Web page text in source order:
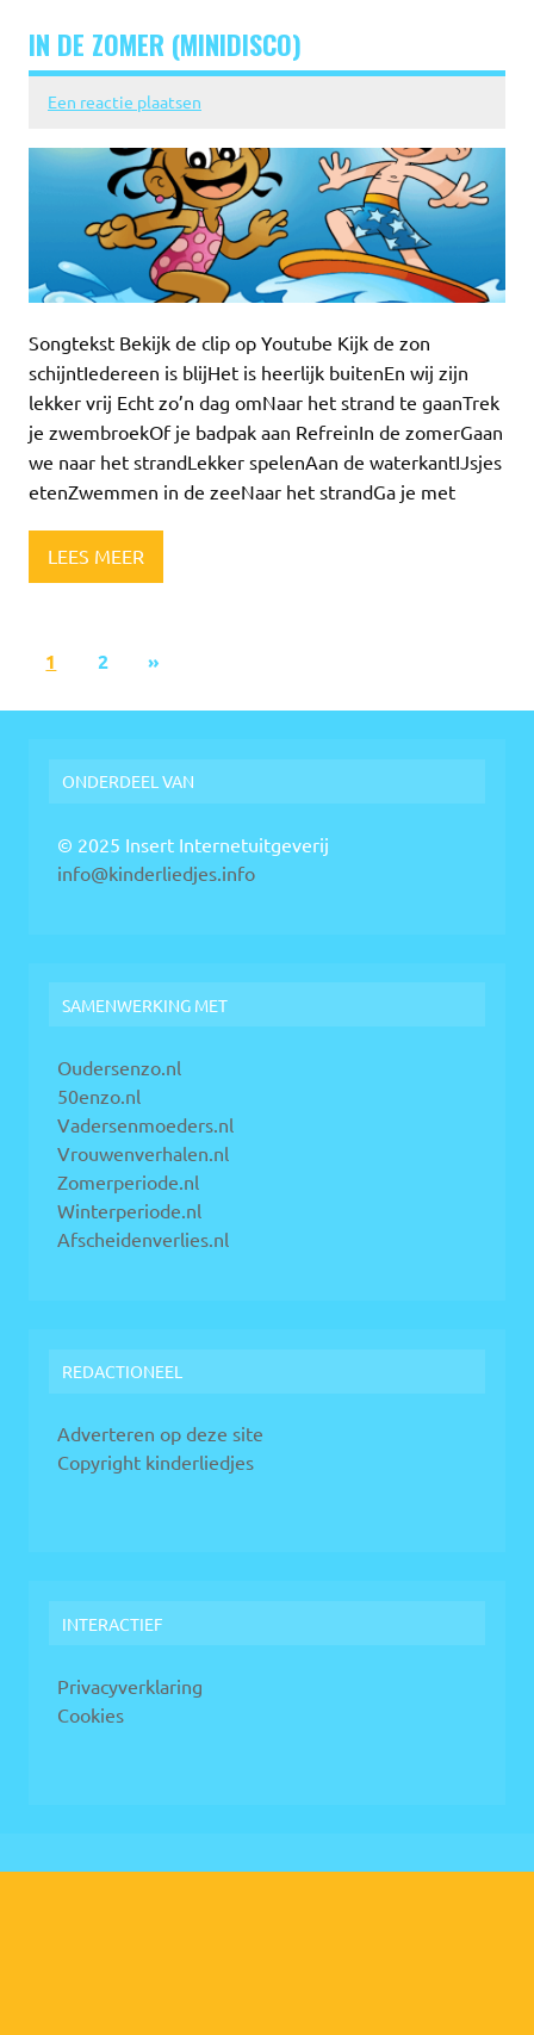
IN DE ZOMER (MINIDISCO)
Een reactie plaatsen
Songtekst Bekijk de clip op Youtube Kijk de zon
schijntIedereen is blijHet is heerlijk buitenEn wij zijn
lekker vrij Echt zo’n dag omNaar het strand te gaanTrek
je zwembroekOf je badpak aan RefreinIn de zomerGaan
we naar het strandLekker spelenAan de waterkantIJsjes
etenZwemmen in de zeeNaar het strandGa je met
LEES MEER
1 2 »
ONDERDEEL VAN
© 2025 Insert Internetuitgeverij
info@kinderliedjes.info
SAMENWERKING MET
Oudersenzo.nl
50enzo.nl
Vadersenmoeders.nl
Vrouwenverhalen.nl
Zomerperiode.nl
Winterperiode.nl
Afscheidenverlies.nl
REDACTIONEEL
Adverteren op deze site
Copyright kinderliedjes
INTERACTIEF
Privacyverklaring
Cookies